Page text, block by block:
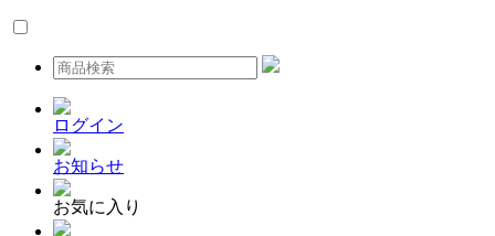
ログイン
お知らせ
お気に入り